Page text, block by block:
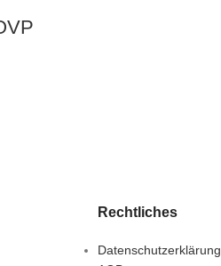
Rechtliches
Datenschutzerklärung